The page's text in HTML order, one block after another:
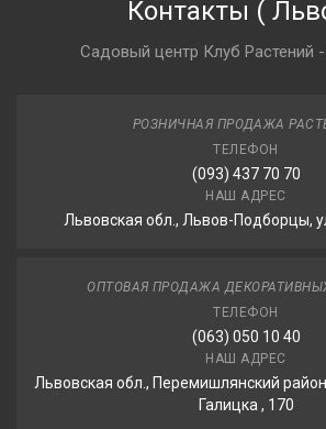
Контакты (
Садовый центр Клуб Растений
РОЗНИЧНАЯ ПРОДАЖА
ТЕЛЕФОН
(093) 437 70 70
НАШ АДРЕС
Львовская обл., Львов-Подборцы,
ОПТОВАЯ ПРОДАЖА
ТЕЛЕФОН
(063) 050 10 40
НАШ АДРЕС
Львовская обл., Перемишлянский
Галицка , 170